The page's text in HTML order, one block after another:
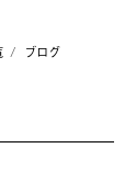
ブログ